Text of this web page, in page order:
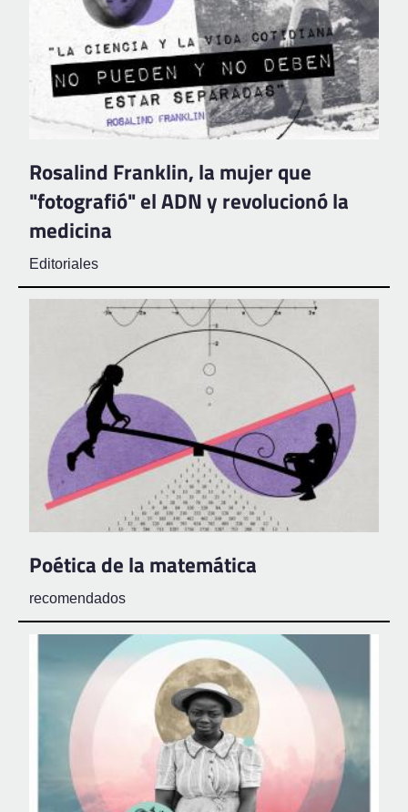
Rosalind Franklin, la mujer que
"fotografió" el ADN y revolucionó la
medicina
Editoriales
Poética de la matemática
recomendados